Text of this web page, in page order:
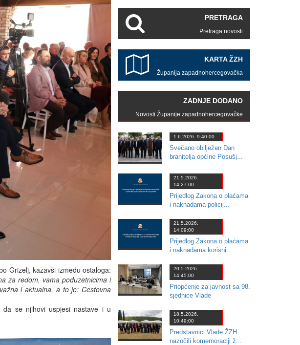
Grizelj, kazavši između ostaloga:
za redom, vama poduzetnicima i
i aktualna, a to je: Cestovna
da se njihovi uspjesi nastave i u
PRETRAGA
Pretraga novosti
KARTA ŽZH
Županija zapadnohercegovačka
ZADNJE DODANO
Novosti Županije zapadnohercegovačke
1.6.2026. 9:40:00
Svečano obilježen Dan
branitelja općine Posušj...
21.5.2026.
14:27:00
Prijedlog Zakona o plaćama
i naknadama policij...
21.5.2026.
14:09:00
Prijedlog Zakona o plaćama
i naknadama korisni...
20.5.2026.
14:45:00
Priopćenje za javnost sa 98.
sjednice Vlade
18.5.2026.
10:49:00
Predstavnici Vlade ŽZH
nazočili komemoraciji ž...